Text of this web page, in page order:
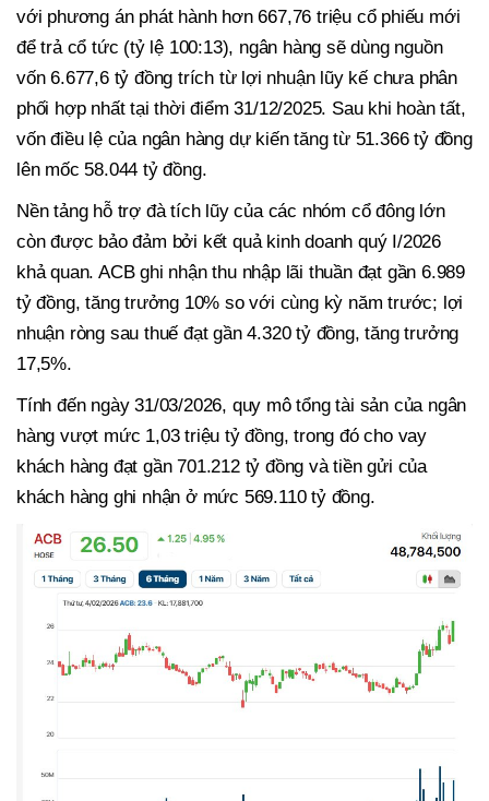
với phương án phát hành hơn 667,76 triệu cổ phiếu mới
để trả cổ tức (tỷ lệ 100:13), ngân hàng sẽ dùng nguồn
vốn 6.677,6 tỷ đồng trích từ lợi nhuận lũy kế chưa phân
phối hợp nhất tại thời điểm 31/12/2025. Sau khi hoàn tất,
vốn điều lệ của ngân hàng dự kiến tăng từ 51.366 tỷ đồng
lên mốc 58.044 tỷ đồng.
Nền tảng hỗ trợ đà tích lũy của các nhóm cổ đông lớn
còn được bảo đảm bởi kết quả kinh doanh quý I/2026
khả quan. ACB ghi nhận thu nhập lãi thuần đạt gần 6.989
tỷ đồng, tăng trưởng 10% so với cùng kỳ năm trước; lợi
nhuận ròng sau thuế đạt gần 4.320 tỷ đồng, tăng trưởng
17,5%.
Tính đến ngày 31/03/2026, quy mô tổng tài sản của ngân
hàng vượt mức 1,03 triệu tỷ đồng, trong đó cho vay
khách hàng đạt gần 701.212 tỷ đồng và tiền gửi của
khách hàng ghi nhận ở mức 569.110 tỷ đồng.